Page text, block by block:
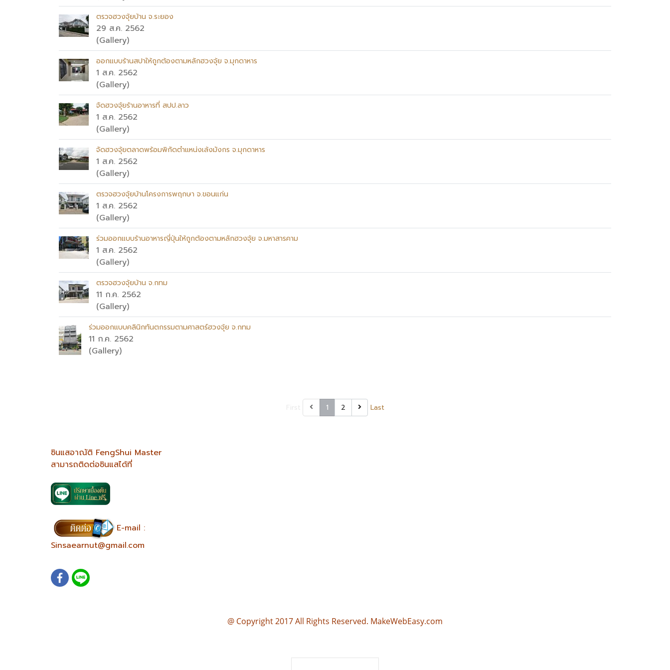
ตรวจฮวงจุ้ยบ้าน จ.ระยอง
29 ส.ค. 2562
(Gallery)
ออกแบบร้านสปาให้ถูกต้องตามหลักฮวงจุ้ย จ.มุกดาหาร
1 ส.ค. 2562
(Gallery)
จัดฮวงจุ้ยร้านอาหารที่ สปป.ลาว
1 ส.ค. 2562
(Gallery)
จัดฮวงจุ้ยตลาดพร้อมพิกัดตำแหน่งเล้งมังกร จ.มุกดาหาร
1 ส.ค. 2562
(Gallery)
ตรวจฮวงจุ้ยบ้านโครงการพฤกษา จ.ขอนแก่น
1 ส.ค. 2562
(Gallery)
ร่วมออกแบบร้านอาหารญี่ปุ่นให้ถูกต้องตามหลักฮวงจุ้ย จ.มหาสารคาม
1 ส.ค. 2562
(Gallery)
ตรวจฮวงจุ้ยบ้าน จ.กทม
11 ก.ค. 2562
(Gallery)
ร่วมออกแบบคลินิกทันตกรรมตามศาสตร์ฮวงจุ้ย จ.กทม
11 ก.ค. 2562
(Gallery)
1 2 Last
ซินแสอาณัติ FengShui Master
สามารถติดต่อซินแสได้ที่
E-mail :
Sinsaearnut@gmail.com
@ Copyright 2017 All Rights Reserved. MakeWebEasy.com